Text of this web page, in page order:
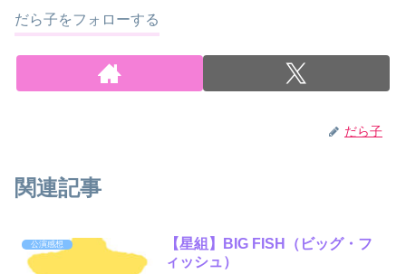
だら子をフォローする
だら子
関連記事
公演感想
【星組】BIG FISH（ビッグ・フ
ィッシュ）